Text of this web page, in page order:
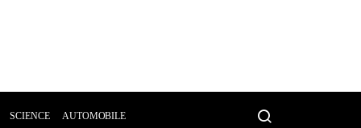
SCIENCE AUTOMOBILE